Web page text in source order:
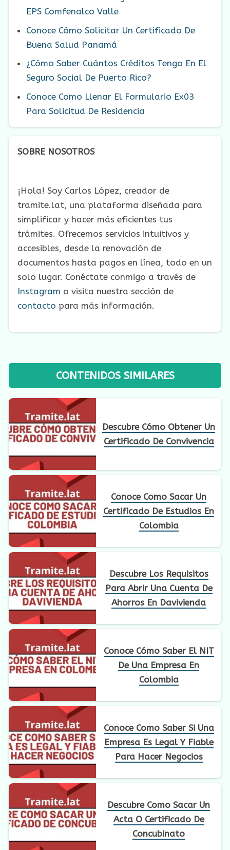
EPS Comfenalco Valle
Conoce Cómo Solicitar Un Certificado De
Buena Salud Panamá
¿Cómo Saber Cuántos Créditos Tengo En El
Seguro Social De Puerto Rico?
Conoce Como Llenar El Formulario Ex03
Para Solicitud De Residencia
SOBRE NOSOTROS
¡Hola! Soy Carlos López, creador de
tramite.lat, una plataforma diseñada para
simplificar y hacer más eficientes tus
trámites. Ofrecemos servicios intuitivos y
accesibles, desde la renovación de
documentos hasta pagos en línea, todo en un
solo lugar. Conéctate conmigo a través de
Instagram o visita nuestra sección de
contacto para más información.
CONTENIDOS SIMILARES
Descubre Cómo Obtener Un
Certificado De Convivencia
Conoce Como Sacar Un
Certificado De Estudios En
Colombia
Descubre Los Requisitos
Para Abrir Una Cuenta De
Ahorros En Davivienda
Conoce Cómo Saber El NIT
De Una Empresa En
Colombia
Conoce Como Saber Si Una
Empresa Es Legal Y Fiable
Para Hacer Negocios
Descubre Como Sacar Un
Acta O Certificado De
Concubinato